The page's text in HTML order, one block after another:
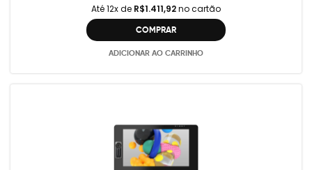
Até 12x de R$1.411,92no cartão
COMPRAR
ADICIONAR AO CARRINHO